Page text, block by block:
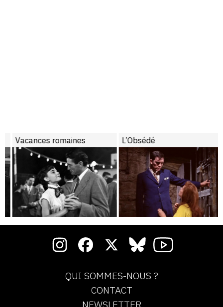
Vacances romaines L’Obsédé
QUI SOMMES-NOUS ?
CONTACT
NEWSLETTER